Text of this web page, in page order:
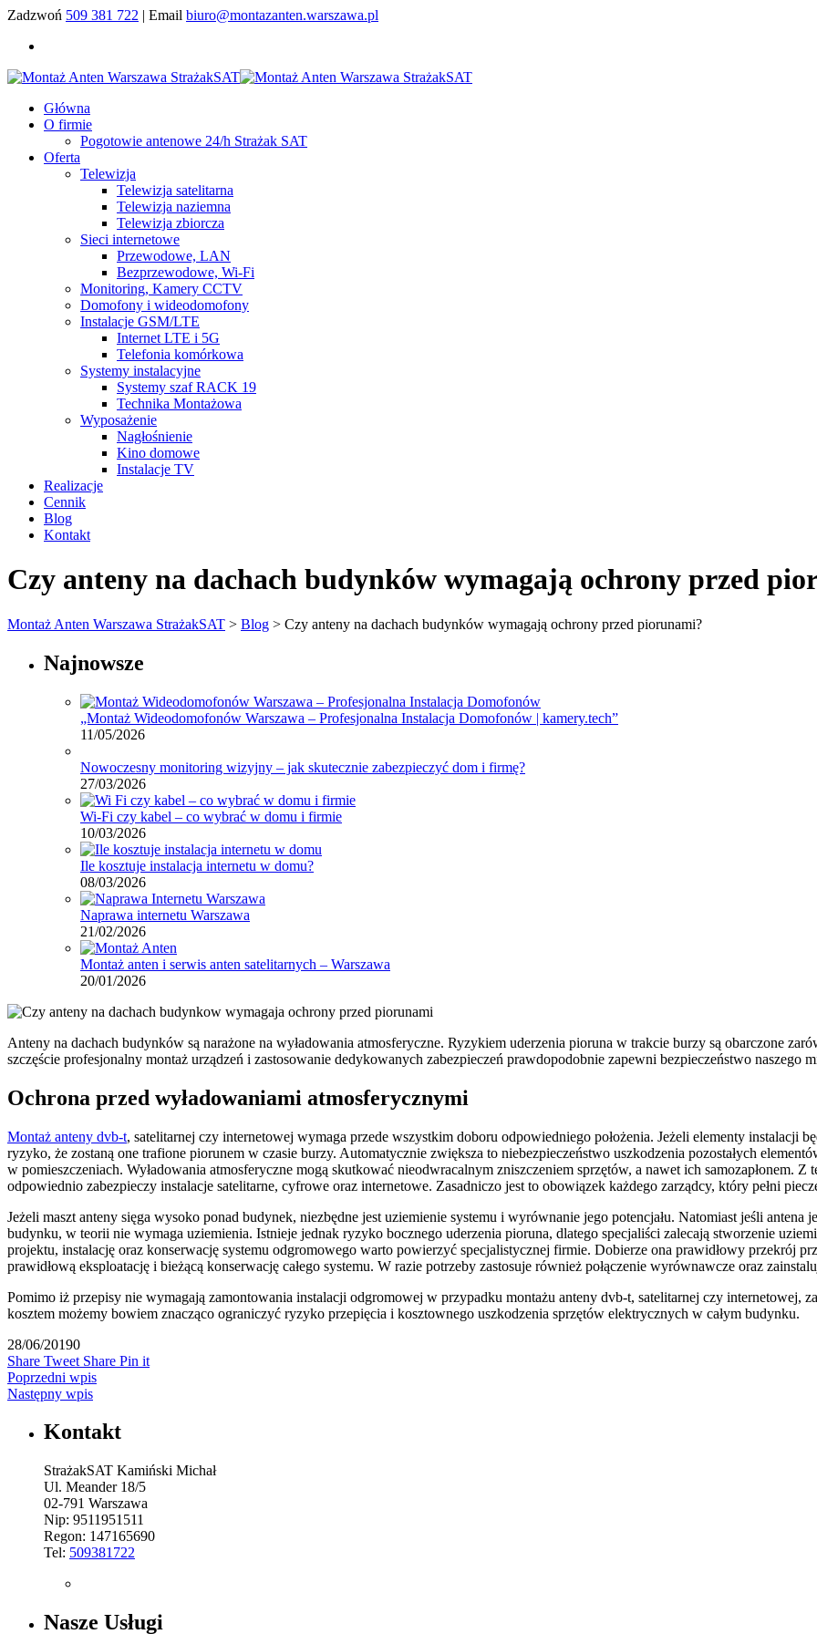
Zadzwoń 509 381 722 | Email biuro@montazanten.warszawa.pl
Główna
O firmie
Pogotowie antenowe 24/h Strażak SAT
Oferta
Telewizja
Telewizja satelitarna
Telewizja naziemna
Telewizja zbiorcza
Sieci internetowe
Przewodowe, LAN
Bezprzewodowe, Wi-Fi
Monitoring, Kamery CCTV
Domofony i wideodomofony
Instalacje GSM/LTE
Internet LTE i 5G
Telefonia komórkowa
Systemy instalacyjne
Systemy szaf RACK 19
Technika Montażowa
Wyposażenie
Nagłośnienie
Kino domowe
Instalacje TV
Realizacje
Cennik
Blog
Kontakt
Czy anteny na dachach budynków wymagają ochrony przed
Montaż Anten Warszawa StrażakSAT > Blog > Czy anteny na dachach budynków wymagają ochrony przed piorunami?
Najnowsze
„Montaż Wideodomofonów Warszawa – Profesjonalna Instalacja Domofonów | kamery.tech”
11/05/2026
Nowoczesny monitoring wizyjny – jak skutecznie zabezpieczyć dom i firmę?
27/03/2026
Wi-Fi czy kabel – co wybrać w domu i firmie
10/03/2026
Ile kosztuje instalacja internetu w domu?
08/03/2026
Naprawa internetu Warszawa
21/02/2026
Montaż anten i serwis anten satelitarnych – Warszawa
20/01/2026
Anteny na dachach budynków są narażone na wyładowania atmosferyczne. Ryzykiem uderzenia pioruna w trakcie burzy są obarczone
szczęście profesjonalny montaż urządzeń i zastosowanie dedykowanych zabezpieczeń prawdopodobnie zapewni bezpieczeństwo naszego
Ochrona przed wyładowaniami atmosferycznymi
Montaż anteny dvb-t, satelitarnej czy internetowej wymaga przede wszystkim doboru odpowiedniego położenia. Jeżeli elementy instalacji
ryzyko, że zostaną one trafione piorunem w czasie burzy. Automatycznie zwiększa to niebezpieczeństwo uszkodzenia pozostałych
w pomieszczeniach. Wyładowania atmosferyczne mogą skutkować nieodwracalnym zniszczeniem sprzętów, a nawet ich samozapłonem.
odpowiednio zabezpieczy instalacje satelitarne, cyfrowe oraz internetowe. Zasadniczo jest to obowiązek każdego zarządcy, który pełni
Jeżeli maszt anteny sięga wysoko ponad budynek, niezbędne jest uziemienie systemu i wyrównanie jego potencjału. Natomiast jeśli antena
budynku, w teorii nie wymaga uziemienia. Istnieje jednak ryzyko bocznego uderzenia pioruna, dlatego specjaliści zalecają stworzenie
projektu, instalację oraz konserwację systemu odgromowego warto powierzyć specjalistycznej firmie. Dobierze ona prawidłowy przekrój
prawidłową eksploatację i bieżącą konserwację całego systemu. W razie potrzeby zastosuje również połączenie wyrównawcze oraz
Pomimo iż przepisy nie wymagają zamontowania instalacji odgromowej w przypadku montażu anteny dvb-t, satelitarnej czy internetowej,
kosztem możemy bowiem znacząco ograniczyć ryzyko przepięcia i kosztownego uszkodzenia sprzętów elektrycznych w całym budynku.
28/06/20190
Share Tweet Share Pin it
Poprzedni wpis
Następny wpis
Kontakt
StrażakSAT Kamiński Michał
Ul. Meander 18/5
02-791 Warszawa
Nip: 9511951511
Regon: 147165690
Tel: 509381722
Nasze Usługi